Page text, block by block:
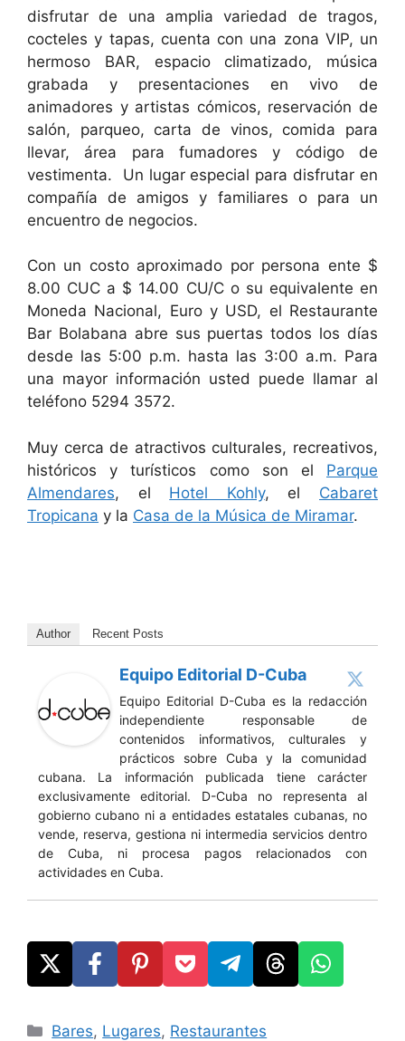
disfrutar de una amplia variedad de tragos,
cocteles y tapas, cuenta con una zona VIP, un
hermoso BAR, espacio climatizado, música
grabada y presentaciones en vivo de
animadores y artistas cómicos, reservación de
salón, parqueo, carta de vinos, comida para
llevar, área para fumadores y código de
vestimenta. Un lugar especial para disfrutar en
compañía de amigos y familiares o para un
encuentro de negocios.
Con un costo aproximado por persona ente $
8.00 CUC a $ 14.00 CU/C o su equivalente en
Moneda Nacional, Euro y USD, el Restaurante
Bar Bolabana abre sus puertas todos los días
desde las 5:00 p.m. hasta las 3:00 a.m. Para
una mayor información usted puede llamar al
teléfono 5294 3572.
Muy cerca de atractivos culturales, recreativos,
históricos y turísticos como son el Parque
Almendares, el Hotel Kohly, el Cabaret
Tropicana y la Casa de la Música de Miramar.
Author Recent Posts
Equipo Editorial D-Cuba
Equipo Editorial D-Cuba es la redacción
independiente responsable de
contenidos informativos, culturales y
prácticos sobre Cuba y la comunidad
cubana. La información publicada tiene carácter
exclusivamente editorial. D-Cuba no representa al
gobierno cubano ni a entidades estatales cubanas, no
vende, reserva, gestiona ni intermedia servicios dentro
de Cuba, ni procesa pagos relacionados con
actividades en Cuba.
Categories
Bares, Lugares, Restaurantes